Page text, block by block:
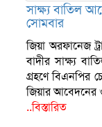
সাক্ষ্য বাতিল
সোমবার
জিয়া অরফানেজ
বাদীর সাক্ষ্য
গ্রহণে বিএনপির
জিয়ার
..বিস্তারিত